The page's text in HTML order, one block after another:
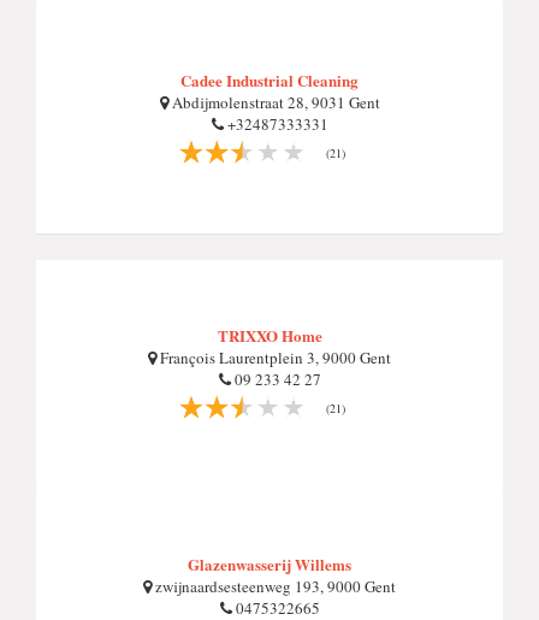
Cadee Industrial Cleaning
Abdijmolenstraat 28, 9031 Gent
+32487333331
(21)
TRIXXO Home
François Laurentplein 3, 9000 Gent
09 233 42 27
(21)
Glazenwasserij Willems
zwijnaardsesteenweg 193, 9000 Gent
0475322665